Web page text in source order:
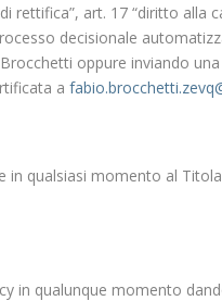
rettifica”, art. 17 “diritto alla
decisionale
oppure inviando una
a
qualsiasi momento al
in qualunque momento